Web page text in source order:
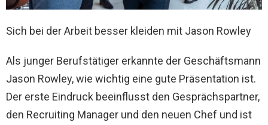
Sich bei der Arbeit besser kleiden mit Jason Rowley
Als junger Berufstätiger erkannte der Geschäftsmann
Jason Rowley, wie wichtig eine gute Präsentation ist.
Der erste Eindruck beeinflusst den Gesprächspartner,
den Recruiting Manager und den neuen Chef und ist